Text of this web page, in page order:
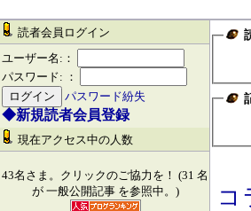
読者会員ログイン
ユーザー名:：
パスワード: ：
パスワード紛失
◆新規読者会員登録
現在アクセス中の人数
43名さま。クリックのご協力を！ (31 名
が 一般公開記事 を参照中。)
コ